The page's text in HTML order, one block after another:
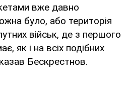
вже давно
було, або територія
військ, де з першого
як і на всіх подібних
Бескрестнов.